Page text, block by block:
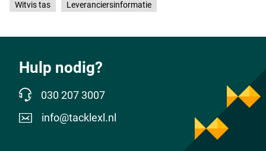
Witvis tas Leveranciersinformatie
Hulp nodig?
030 207 3007
info@tacklexl.nl